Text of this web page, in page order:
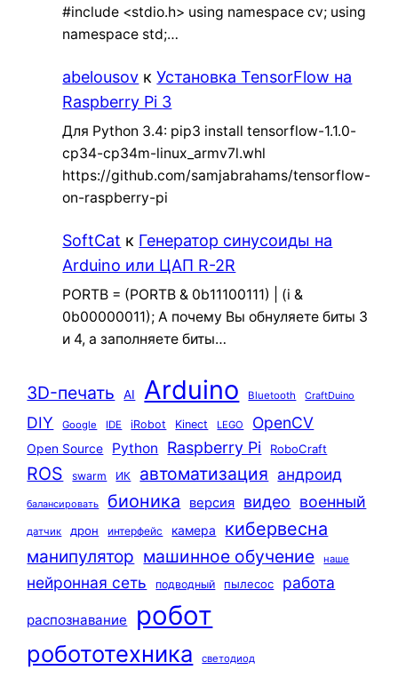
#include <stdio.h> using namespace cv; using
namespace std;…
abelousov кУстановка TensorFlow на
Raspberry Pi 3
Для Python 3.4: pip3 install tensorflow-1.1.0-
cp34-cp34m-linux_armv7l.whl
https://github.com/samjabrahams/tensorflow-
on-raspberry-pi
SoftCat к Генератор синусоиды на
Arduino или ЦАП R-2R
PORTB = (PORTB & 0b11100111) | (i &
0b00000011); А почему Вы обнуляете биты 3
и 4, а заполняете биты…
3D-печать AI Arduino Bluetooth CraftDuino
DIY Google IDE iRobot Kinect LEGO OpenCV
Open Source Python Raspberry Pi RoboCraft
ROS swarm ИК автоматизация андроид
балансировать бионика версия видео военный
датчик дрон интерфейс камера кибервесна
манипулятор машинное обучение наше
нейронная сеть подводный пылесос работа
распознавание робот
робототехника светодиод